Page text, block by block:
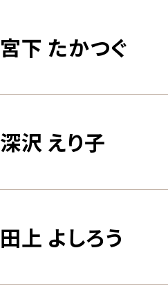
宮下 たかつぐ
深沢 えり子
田上 よしろう